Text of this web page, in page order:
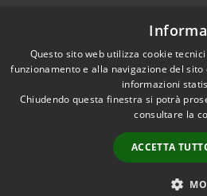
Questo sito web utilizza cookie
funzionamento e alla navigazione del
informazioni
Chiudendo questa finestra si potrà
consultare la
ACCETTA